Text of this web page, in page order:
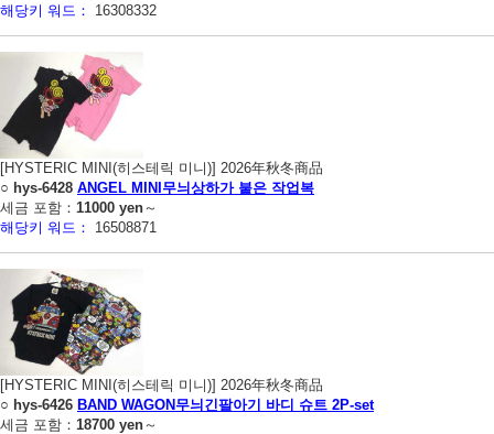
해당키 워드：
16308332
[HYSTERIC MINI(히스테릭 미니)] 2026年秋冬商品
○ hys-6428 ANGEL MINI무늬상하가 붙은 작업복
세금 포함： 11000 yen～
해당키 워드：
16508871
[HYSTERIC MINI(히스테릭 미니)] 2026年秋冬商品
○ hys-6426 BAND WAGON무늬긴팔아기 바디 슈트 2P-set
세금 포함： 18700 yen～